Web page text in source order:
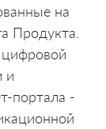
на
Продукта.
и
портала -